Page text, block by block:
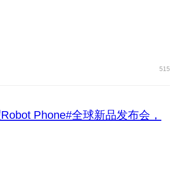
515
Phone#全球新品发布会，